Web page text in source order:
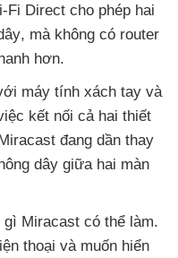
Fi Direct cho phép hai
, mà không có router
hơn.
máy tính xách tay và
kết nối cả hai thiết
đang dần thay
dây giữa hai màn
gì Miracast có thể làm.
thoại và muốn hiển